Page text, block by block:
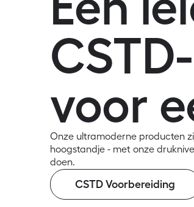
voor
Onze ultramoderne producten
hoogstandje - met onze
doen.
CSTD Voorbereiding